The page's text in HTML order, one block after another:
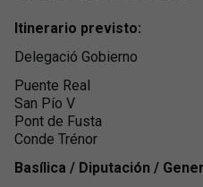
Itinerario previsto:
Delegació Gobierno
Puente Real
San Pío V
Pont de Fusta
Conde Trénor
Basílica / Diputación /